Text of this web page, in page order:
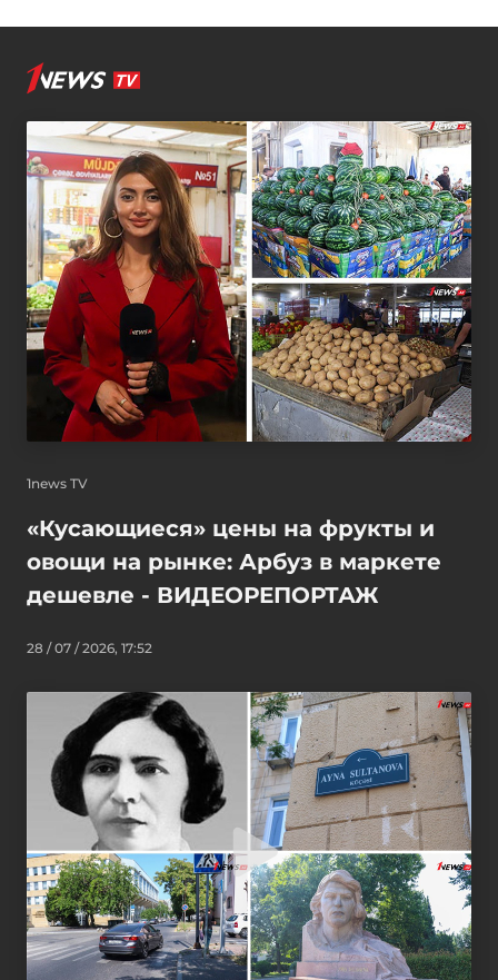
1news TV
«Кусающиеся» цены на фрукты и
овощи на рынке: Арбуз в маркете
дешевле - ВИДЕОРЕПОРТАЖ
28 / 07 / 2026, 17:52